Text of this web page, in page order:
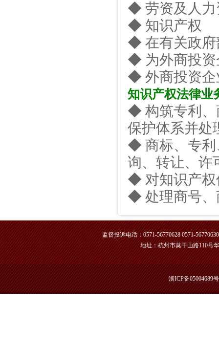
◆ 劳资及人力
◆ 知识产权
◆ 在有关政府
◆ 为外商投资
◆ 外商投资企
知识产权法律业
◆ 构筑专利、
保护体系并处
◆ 商标、专利
询、转让、许
◆ 对知识产权
◆ 处理商号、
监督投诉电话：0571-56770628 0571-
地址：杭州市莫干山路110号
浙ICP备05004689号